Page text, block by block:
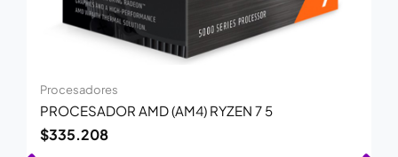
Procesadores
PROCESADOR AMD (AM4) RYZEN 7 5
$335.208